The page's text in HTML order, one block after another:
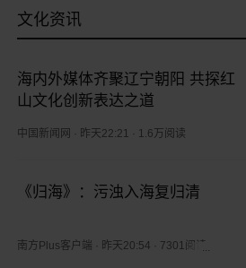
文化资讯
海内外媒体齐聚辽宁朝阳 共探红
山文化创新表达之道
中国新闻网 昨天22:21 1.6万阅读
《归海》：污浊入海复归清
南方Plus客户端 昨天20:54 7301阅读